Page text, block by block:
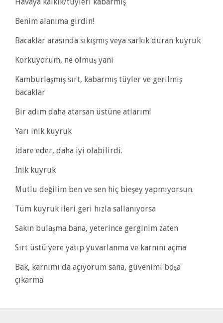
Benim alanıma girdin!
Bacaklar arasında sıkışmış veya sarkık duran kuyruk
Korkuyorum, ne olmuş yani
Kamburlaşmış sırt, kabarmış tüyler ve gerilmiş
bacaklar
Bir adım daha atarsan üstüne atlarım!
Yarı inik kuyruk
İdare eder, daha iyi olabilirdi.
İnik kuyruk
Mutlu değilim ben ve sen hiç bieşey yapmıyorsun.
Tüm kuyruk ileri geri hızla sallanıyorsa
Sakın bulaşma bana, yeterince gerginim zaten
Sırt üstü yere yatıp yuvarlanma ve karnını açma
Bak, karnımı da açıyorum sana, güvenimi boşa
çıkarma